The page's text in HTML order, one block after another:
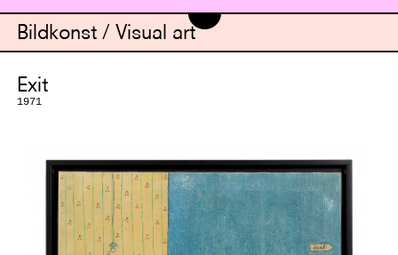
Exit
1971
Bildkonst / Visual art